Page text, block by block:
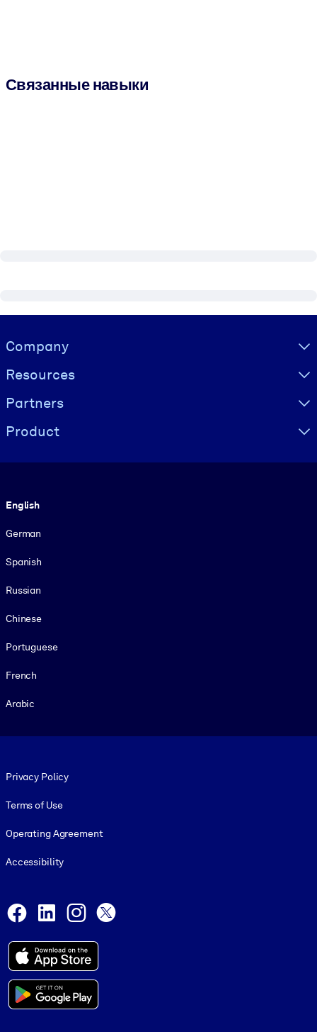
Связанные навыки
Visually hidden Text
Company
Resources
Partners
Product
English
German
Spanish
Russian
Chinese
Portuguese
French
Arabic
Privacy Policy
Terms of Use
Operating Agreement
Accessibility
Facebook
LinkedInInstagram